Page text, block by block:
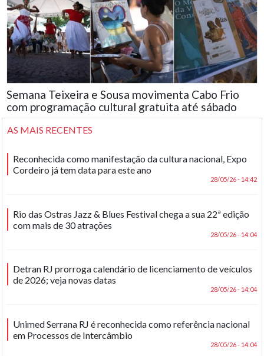
Semana Teixeira e Sousa movimenta Cabo Frio
com programação cultural gratuita até sábado
AS MAIS RECENTES
Reconhecida como manifestação da cultura nacional, Expo
Cordeiro já tem data para este ano
28/05/26 - 14:42
Rio das Ostras Jazz & Blues Festival chega a sua 22ª edição
com mais de 30 atrações
28/05/26 - 14:04
Detran RJ prorroga calendário de licenciamento de veículos
de 2026; veja novas datas
28/05/26 - 14:04
Unimed Serrana RJ é reconhecida como referência nacional
em Processos de Intercâmbio
28/05/26 - 14:04